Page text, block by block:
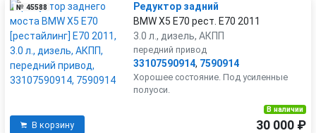
№ 45588
Редуктор задний
BMW X5 E70 рест. E70 2011
3.0 л., дизель, АКПП
передний привод
33107590914, 7590914
Хорошее состояние. Под усиленные
полуоси.
В корзину
В наличии
30 000 ₽